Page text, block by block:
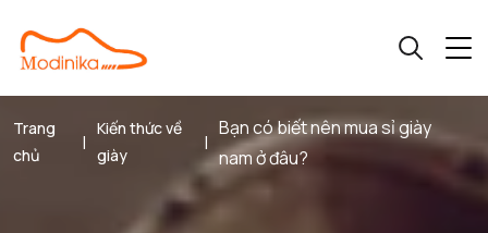
Trang
chủ
|
Kiến thức về
giày
|
Bạn có biết nên mua sỉ giày
nam ở đâu?